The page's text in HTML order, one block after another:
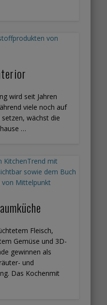
wird seit Jahren
viele noch auf
wächst die
…
Fleisch,
Gemüse und 3D-
gewinnen als
und
Das Kochenmit